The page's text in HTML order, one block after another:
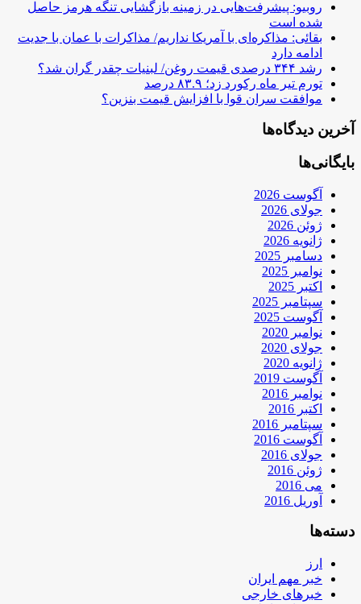
روبیو: پیشرفت‌هایی در زمینه بازگشایی تنگه هرمز حاصل
شده است
بقائی: مذاکره‌ای با آمریکا نداریم/ مذاکرات با عمان با جدیت
ادامه دارد
رشد ۳۴۴ درصدی قیمت روغن/ لبنیات چقدر گران شد؟
تورم تیر ماه رکورد زد؛ ۸۳.۹ درصد
موافقت سران قوا با افزایش قیمت بنزین؟
آخرین دیدگاه‌ها
بایگانی‌ها
آگوست 2026
جولای 2026
ژوئن 2026
ژانویه 2026
دسامبر 2025
نوامبر 2025
اکتبر 2025
سپتامبر 2025
آگوست 2025
نوامبر 2020
جولای 2020
ژانویه 2020
آگوست 2019
نوامبر 2016
اکتبر 2016
سپتامبر 2016
آگوست 2016
جولای 2016
ژوئن 2016
می 2016
آوریل 2016
دسته‌ها
ارز
خبر مهم ایران
خبرهای خارجی